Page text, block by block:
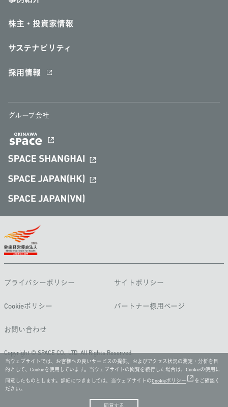
株主・投資家情報
サステナビリティ
採用情報
グループ会社
プライバシーポリシー サイトポリシー
Cookieポリシー パートナー様用ページ
お問い合わせ
Copyright © SPACE CO., LTD. All Rights Reserved.
当ウェブサイトでは、お客様への良いサービスの提供、およびアクセス状況の測定・分析を目
的として、Cookieを使用しています。当ウェブサイトの閲覧を続行した場合は、Cookieの使用に
同意したものとします。詳細につきましては、当ウェブサイトのCookieポリシー
をご確認く
ださい。